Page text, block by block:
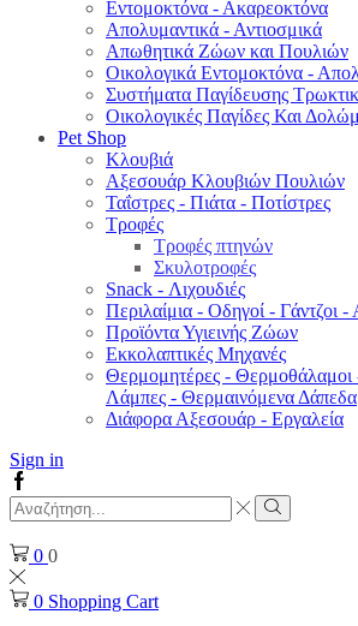
Εντομοκτόνα - Ακαρεοκτόνα
Απολυμαντικά - Αντιοσμικά
Απωθητικά Ζώων και Πουλιών
Οικολογικά Εντομοκτόνα -
Συστήματα Παγίδευσης
Οικολογικές Παγίδες Και
Pet Shop
Κλουβιά
Αξεσουάρ Κλουβιών Πουλιών
Ταΐστρες - Πιάτα - Ποτίστρες
Τροφές
Τροφές πτηνών
Σκυλοτροφές
Snack - Λιχουδιές
Περιλαίμια - Οδηγοί - Γάντζοι -
Προϊόντα Υγιεινής Ζώων
Εκκολαπτικές Μηχανές
Θερμομητέρες - Θερμοθάλαμοι
Λάμπες - Θερμαινόμενα Δάπεδα
Διάφορα Αξεσουάρ - Εργαλεία
Sign in
Facebook
Search
input
Search
0 0
0 Shopping Cart